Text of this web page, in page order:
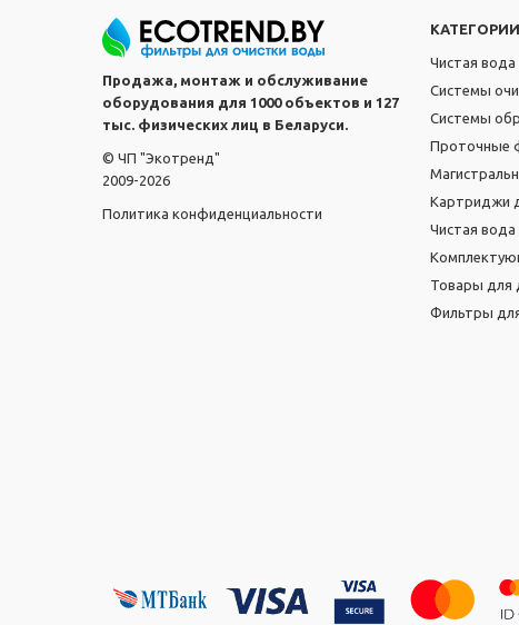
Продажа, монтаж и обслуживание
оборудования для 1000 объектов и 127
тыс. физических лиц в Беларуси.
© ЧП "Экотренд"
2009-2026
Политика конфиденциальности
КАТЕГОРИИ
Чистая вода
Системы
Системы
Проточные
Картриджи
Чистая вода
Товары для
Фильтры